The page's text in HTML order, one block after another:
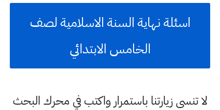
اسئلة نهاية السنة الاسلامية لصف
الخامس الابتدائي
لا تنسى زيارتنا باستمرار واكتب في محرك البحث